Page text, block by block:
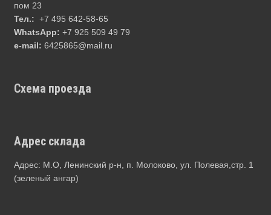
пом 23
Тел.: +7 495 642-58-65
WhatsApp: +7 925 509 49 79
e-mail: 6425865@mail.ru
Схема проезда
Адрес склада
Адрес: М.О, Ленинский р-н, п. Молоково, ул. Полевая,стр. 1
(зеленый ангар)